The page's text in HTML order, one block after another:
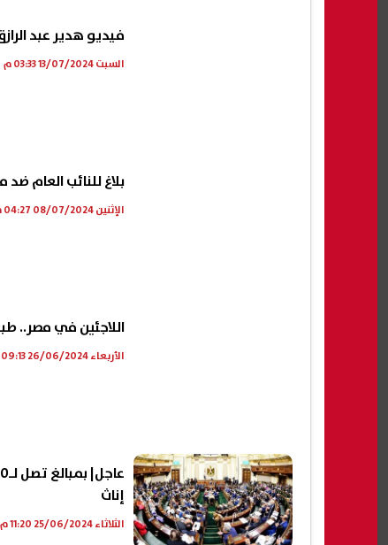
فيديو هدير عبد
السبت 13/07/2024 03:33 م
بلاغ للنائب العام
الإثنين 08/07/2024 04:27 م
اللاجئين في مصر..
الأربعاء 26/06/2024 09:13 ص
إناث
الثلاثاء 25/06/2024 11:20 م